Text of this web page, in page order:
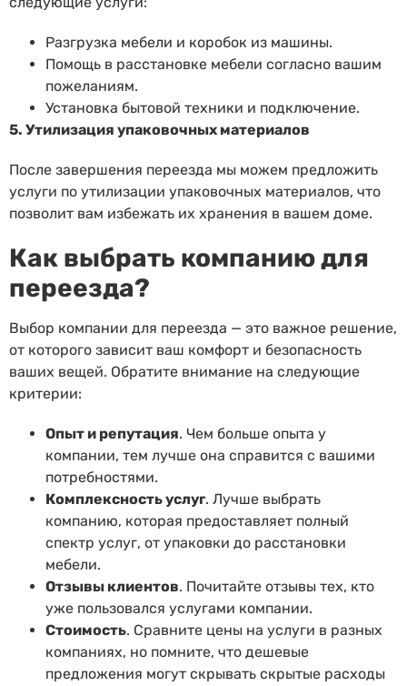
Разгрузка мебели и коробок из машины.
Помощь в расстановке мебели согласно вашим
пожеланиям.
Установка бытовой техники и подключение.
5. Утилизация упаковочных материалов
После завершения переезда мы можем предложить
услуги по утилизации упаковочных материалов, что
позволит вам избежать их хранения в вашем доме.
Как выбрать компанию для
переезда?
Выбор компании для переезда — это важное решение,
от которого зависит ваш комфорт и безопасность
ваших вещей. Обратите внимание на следующие
критерии:
Опыт и репутация. Чем больше опыта у
компании, тем лучше она справится с вашими
потребностями.
Комплексность услуг. Лучше выбрать
компанию, которая предоставляет полный
спектр услуг, от упаковки до расстановки
мебели.
Отзывы клиентов. Почитайте отзывы тех, кто
уже пользовался услугами компании.
Стоимость. Сравните цены на услуги в разных
компаниях, но помните, что дешевые
предложения могут скрывать скрытые расходы